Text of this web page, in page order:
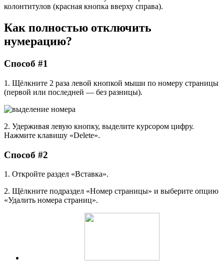
колонтитулов (красная кнопка вверху справа).
Как полностью отключить
нумерацию?
Способ #1
1. Щёлкните 2 раза левой кнопкой мыши по номеру страницы
(первой или последней — без разницы).
2. Удерживая левую кнопку, выделите курсором цифру.
Нажмите клавишу «Delete».
Способ #2
1. Откройте раздел «Вставка».
2. Щёлкните подраздел «Номер страницы» и выберите опцию
«Удалить номера страниц».